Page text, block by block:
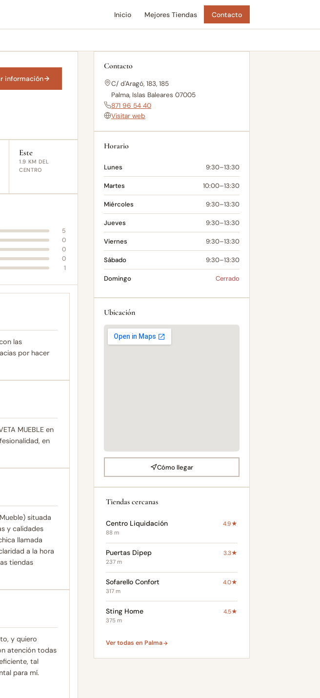
Inicio Mejores Tiendas Contacto
información
Este
1.9 KM DEL
CENTRO
5
0
0
0
1
las
por hacer
MUEBLE en
en
situada
y calidades
llamada
a la hora
tiendas
y quiero
atención todas
tal
para mí.
Contacto
C/ d'Aragó, 183, 185
Palma, Islas Baleares 07005
871 96 54 40
Visitar web
Horario
Lunes 9:30–13:30
Martes 10:00–13:30
Miércoles 9:30–13:30
Jueves 9:30–13:30
Viernes 9:30–13:30
Sábado 9:30–13:30
Domingo Cerrado
Ubicación
Cómo llegar
Tiendas cercanas
Centro Liquidación 4.9★
88 m
Puertas Dipep 3.3★
237 m
Sofarello Confort 4.0★
317 m
Sting Home 4.5★
375 m
Ver todas en Palma